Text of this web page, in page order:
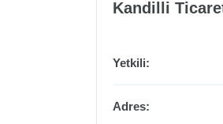
Kandilli
Yetkili:
Adres: